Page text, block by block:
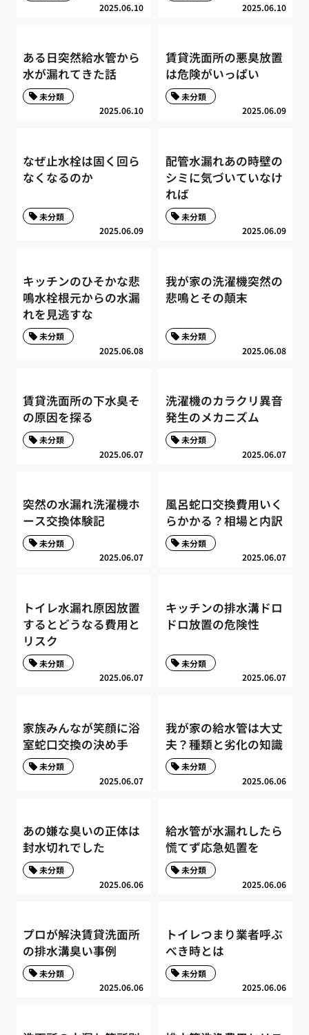
2025.06.10 2025.06.10
ある日突然給水管から
水が漏れてきた話
2025.06.10
未分類
賃貸洗面所の悪臭放置
は危険がいっぱい
2025.06.09
未分類
なぜ止水栓は固く回ら
なくなるのか
2025.06.09
未分類
配管水漏れあの時壁の
シミに気づいていなけ
れば
2025.06.09
未分類
キッチンのひそかな悲
鳴水栓根元からの水漏
れを見逃すな
2025.06.08
未分類
我が家の洗濯機突然の
悲鳴とその顛末
2025.06.08
未分類
賃貸洗面所の下水臭そ
の原因を探る
2025.06.07
未分類
洗濯機のカラクリ異音
発生のメカニズム
2025.06.07
未分類
突然の水漏れ洗濯機ホ
ース交換体験記
2025.06.07
未分類
風呂蛇口交換費用いく
らかかる？相場と内訳
2025.06.07
未分類
トイレ水漏れ原因放置
するとどうなる費用と
リスク
2025.06.07
未分類
キッチンの排水溝ドロ
ドロ放置の危険性
2025.06.07
未分類
家族みんなが笑顔に浴
室蛇口交換の決め手
2025.06.07
未分類
我が家の給水管は大丈
夫？種類と劣化の知識
2025.06.06
未分類
あの嫌な臭いの正体は
封水切れでした
2025.06.06
未分類
給水管が水漏れしたら
慌てず応急処置を
2025.06.06
未分類
プロが解決賃貸洗面所
の排水溝臭い事例
2025.06.06
未分類
トイレつまり業者呼ぶ
べき時とは
2025.06.06
未分類